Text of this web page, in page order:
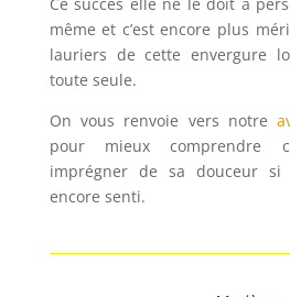
même et c’est encore plus
lauriers de cette envergure
toute seule.
On vous renvoie vers notre
pour mieux comprendre
imprégner de sa douceur si
encore senti.